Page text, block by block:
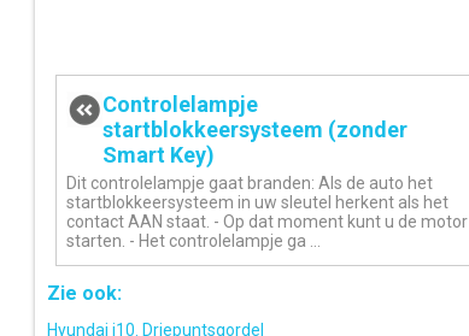
Controlelampje
startblokkeersysteem (zonder
Smart Key)
Dit controlelampje gaat branden: Als de auto het
startblokkeersysteem in uw sleutel herkent als het
contact AAN staat. - Op dat moment kunt u de motor
starten. - Het controlelampje ga ...
Zie ook:
Hyundai i10. Driepuntsgordel